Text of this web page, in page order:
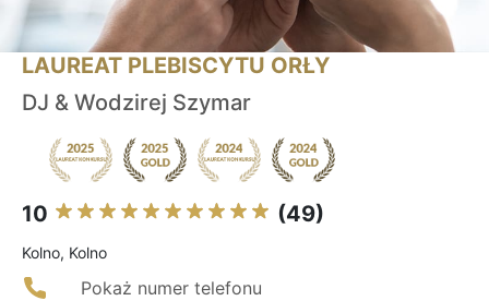
LAUREAT PLEBISCYTU ORŁY
DJ & Wodzirej Szymar
10 (49)
Kolno, Kolno
Pokaż numer telefonu